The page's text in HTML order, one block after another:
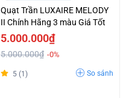
Quạt Trần LUXAIRE MELODY
II Chính Hãng 3 màu Giá Tốt
5.000.000₫
5.000.000₫ -0%
5 (1) So sánh